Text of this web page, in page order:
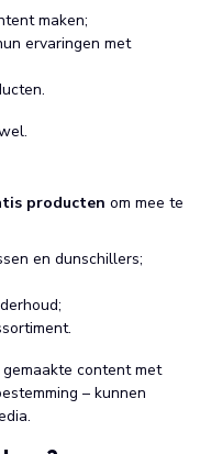
maken;
ervaringen met
producten om mee te
en dunschillers;
content met
– kunnen